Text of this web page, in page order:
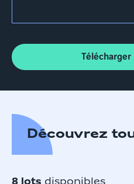
Découvrez
8 lots disponibles